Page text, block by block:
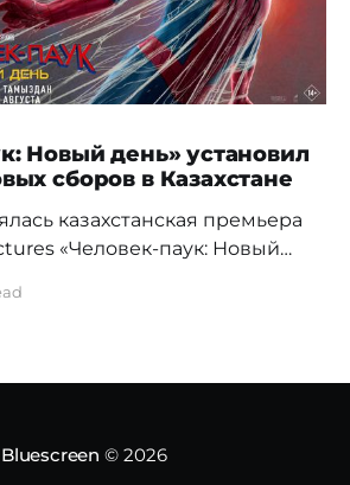
Новый день» установил
сборов в Казахстане
казахстанская премьера
«Человек-паук: Новый
абсолютный рекорд
Chaplin Cinemas в ТРЦ
Паркера после
Bluescreen © 2026